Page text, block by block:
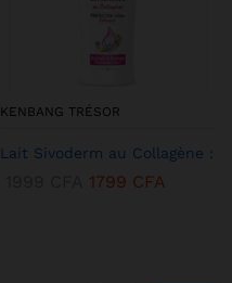
KENBANG TRÉSOR
Lait Sivoderm au Collagène :
1799 CFA